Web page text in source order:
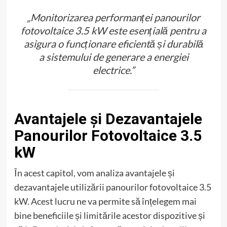
„Monitorizarea performanței panourilor
fotovoltaice 3.5 kW este esențială pentru a
asigura o funcționare eficientă și durabilă
a sistemului de generare a energiei
electrice.”
Avantajele și Dezavantajele
Panourilor Fotovoltaice 3.5
kW
În acest capitol, vom analiza avantajele și
dezavantajele utilizării panourilor fotovoltaice 3.5
kW. Acest lucru ne va permite să înțelegem mai
bine beneficiile și limitările acestor dispozitive și